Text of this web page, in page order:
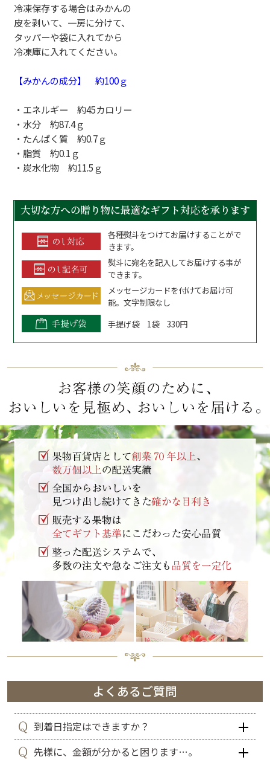
冷凍保存する場合はみかんの
皮を剥いて、一房に分けて、
タッパーや袋に入れてから
冷凍庫に入れてください。
【みかんの成分】 約100ｇ
・エネルギー 約45カロリー
・水分 約87.4ｇ
・たんぱく質 約0.7ｇ
・脂質 約0.1ｇ
・炭水化物 約11.5ｇ
各種熨斗をつけてお届けすることがで
きます。
熨斗に宛名を記入してお届けする事が
できます。
メッセージカードを付けてお届け可
能。文字制限なし
手提げ袋 1袋 330円
到着日指定はできますか？
先様に、金額が分かると困ります…。